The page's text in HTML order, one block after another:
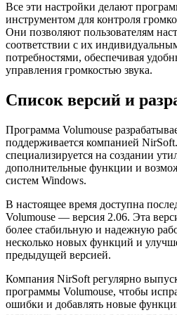
Все эти настройки делают
инструментом для контроля
Они позволяют пользователям
соответствии с их
потребностями, обеспечивая
управления громкостью звука.
Список версий и
Программа Volumouse
поддерживается компанией
специализируется на создании
дополнительные функции и
систем Windows.
В настоящее время доступна
Volumouse — версия 2.06. Эта
более стабильную и надежную
несколько новых функций и
предыдущей версией.
Компания NirSoft регулярно
программы Volumouse, чтобы
ошибки и добавлять новые